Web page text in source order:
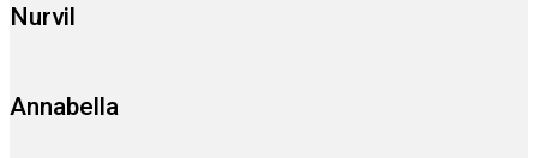
Nurvil
Annabella